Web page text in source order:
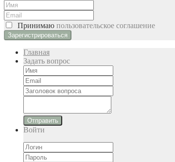
Принимаю пользовательское соглашение
Главная
Задать вопрос
Отправить
Войти